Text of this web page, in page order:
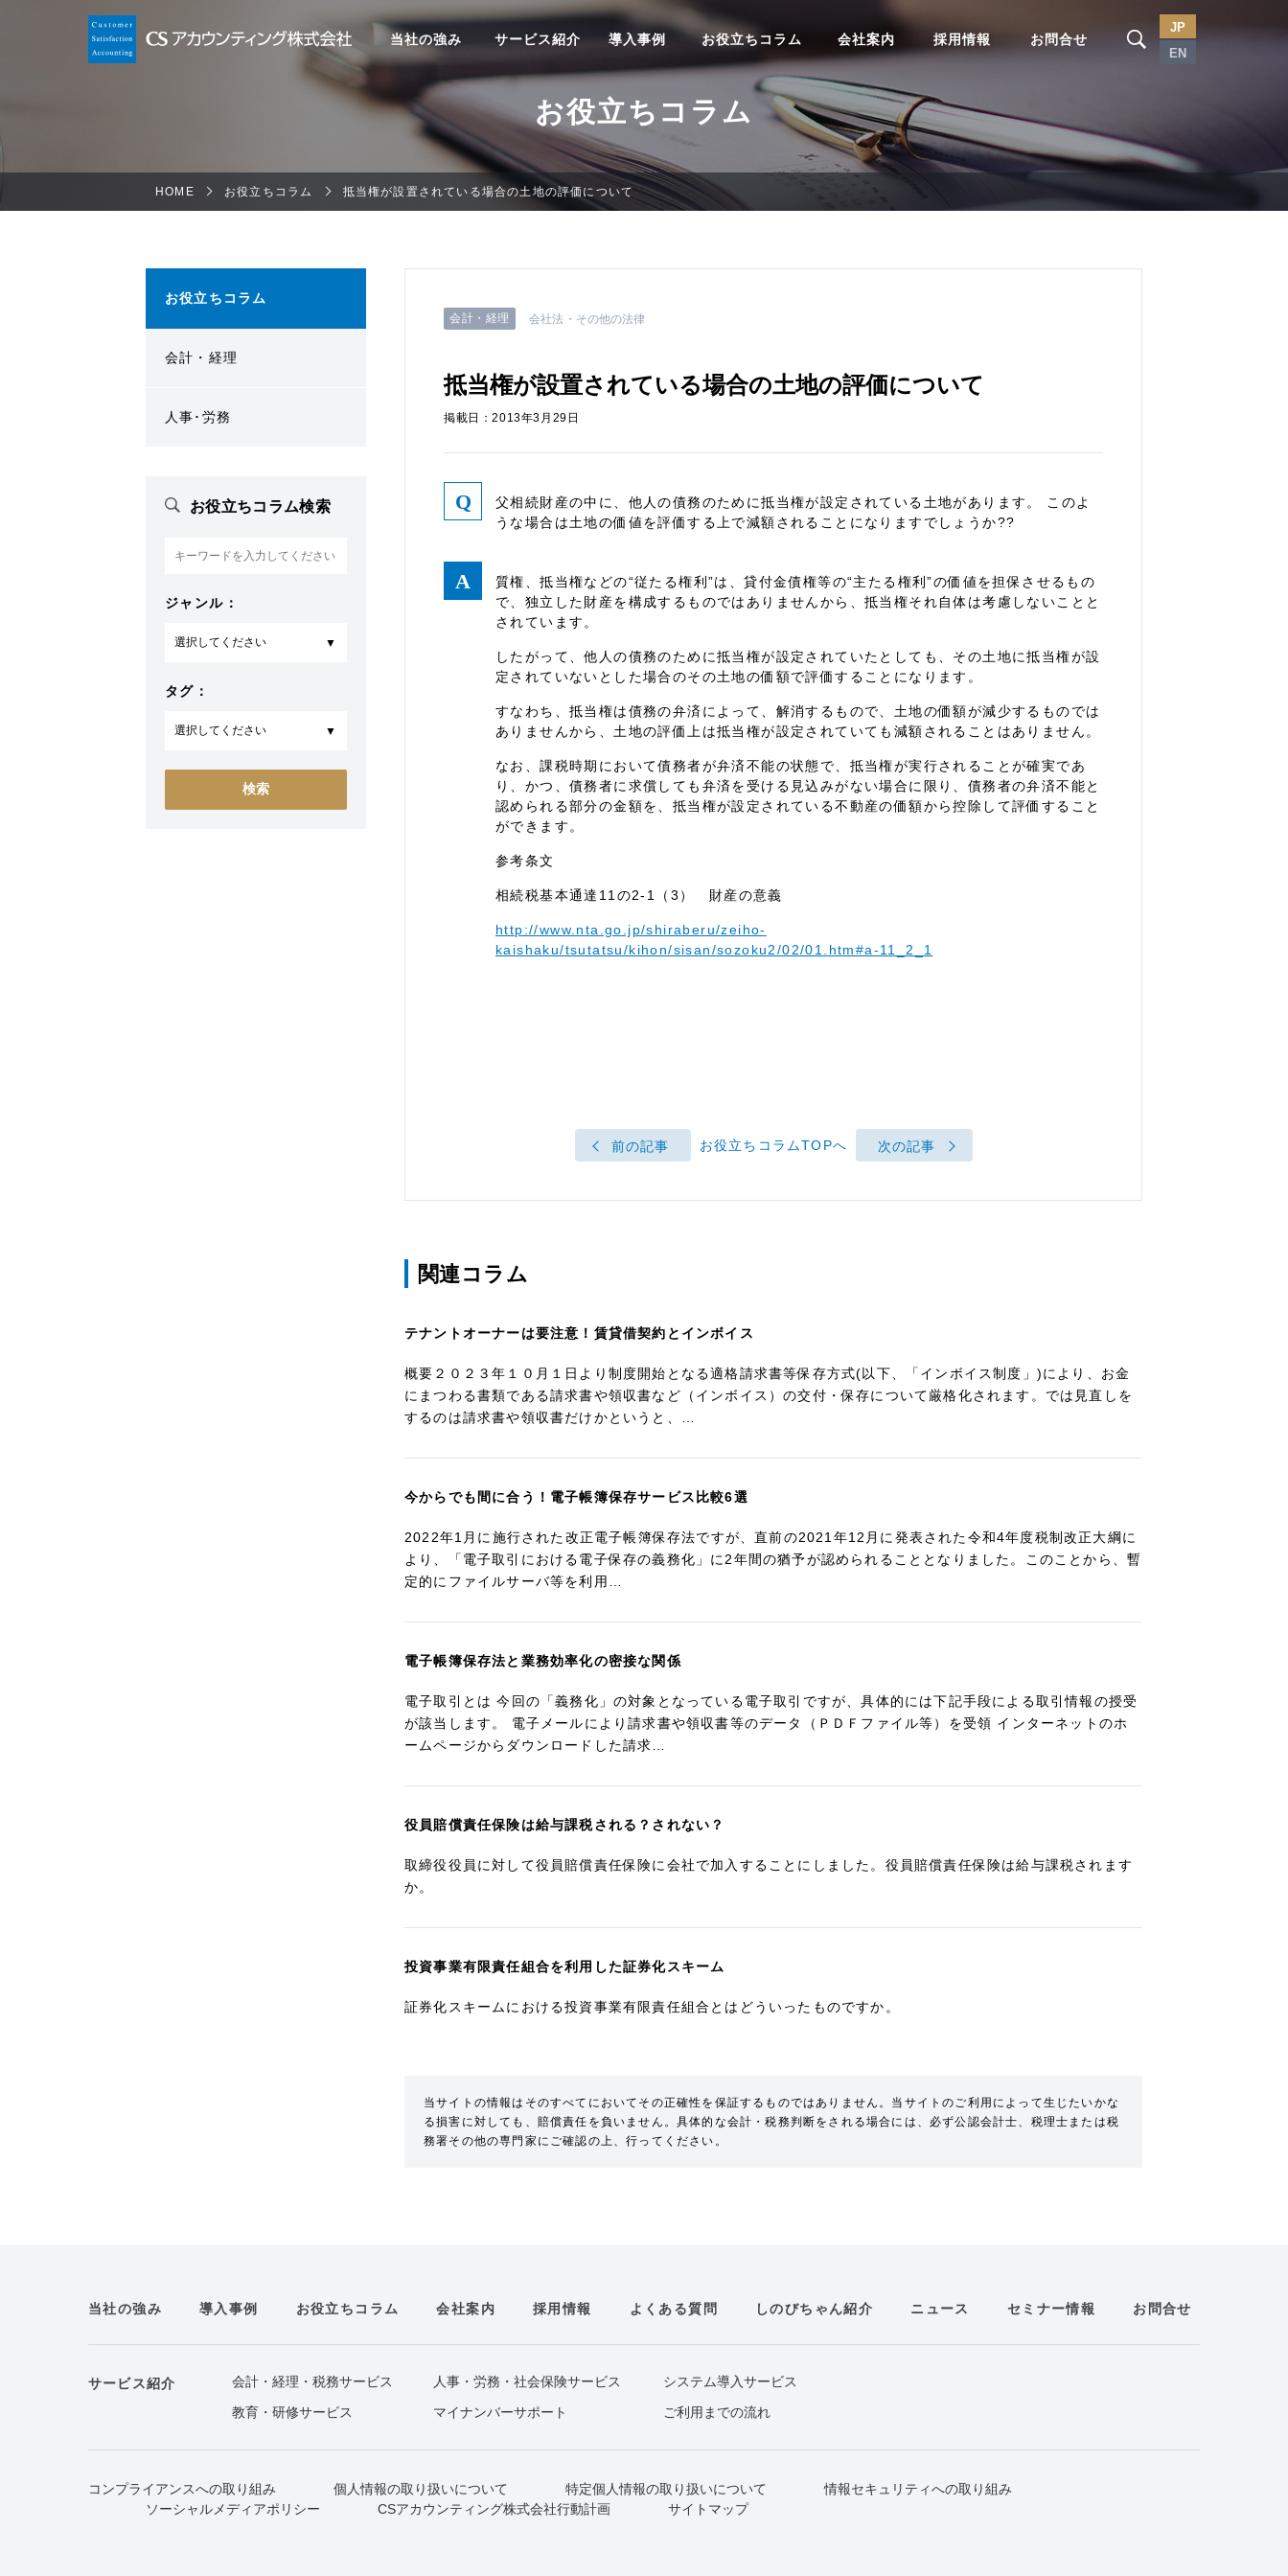
当社の強み サービス紹介 導入事例 お役立ちコラム 会社案内 採用情報 お問合せ
JP
EN
お役立ちコラム
HOME お役立ちコラム 抵当権が設置されている場合の土地の評価について
お役立ちコラム
会計・経理
人事･労務
お役立ちコラム検索
ジャンル：
タグ：
会計・経理 会社法・その他の法律
抵当権が設置されている場合の土地の評価について
掲載日：2013年3月29日
父相続財産の中に、他人の債務のために抵当権が設定されている土地があります。 このよ
うな場合は土地の価値を評価する上で減額されることになりますでしょうか??
質権、抵当権などの“従たる権利”は、貸付金債権等の“主たる権利”の価値を担保させるもの
で、独立した財産を構成するものではありませんから、抵当権それ自体は考慮しないことと
されています。
したがって、他人の債務のために抵当権が設定されていたとしても、その土地に抵当権が設
定されていないとした場合のその土地の価額で評価することになります。
すなわち、抵当権は債務の弁済によって、解消するもので、土地の価額が減少するものでは
ありませんから、土地の評価上は抵当権が設定されていても減額されることはありません。
なお、課税時期において債務者が弁済不能の状態で、抵当権が実行されることが確実であ
り、かつ、債務者に求償しても弁済を受ける見込みがない場合に限り、債務者の弁済不能と
認められる部分の金額を、抵当権が設定されている不動産の価額から控除して評価すること
ができます。
参考条文
相続税基本通達11の2-1（3） 財産の意義
http://www.nta.go.jp/shiraberu/zeiho-
kaishaku/tsutatsu/kihon/sisan/sozoku2/02/01.htm#a-11_2_1
前の記事 お役立ちコラムTOPへ 次の記事
関連コラム
テナントオーナーは要注意！賃貸借契約とインボイス
概要２０２３年１０月１日より制度開始となる適格請求書等保存方式(以下、「インボイス制度」)により、お金
にまつわる書類である請求書や領収書など（インボイス）の交付・保存について厳格化されます。では見直しを
するのは請求書や領収書だけかというと、…
今からでも間に合う！電子帳簿保存サービス比較6選
2022年1月に施行された改正電子帳簿保存法ですが、直前の2021年12月に発表された令和4年度税制改正大綱に
より、「電子取引における電子保存の義務化」に2年間の猶予が認められることとなりました。このことから、暫
定的にファイルサーバ等を利用…
電子帳簿保存法と業務効率化の密接な関係
電子取引とは 今回の「義務化」の対象となっている電子取引ですが、具体的には下記手段による取引情報の授受
が該当します。 電子メールにより請求書や領収書等のデータ（ＰＤＦファイル等）を受領 インターネットのホ
ームページからダウンロードした請求…
役員賠償責任保険は給与課税される？されない？
取締役役員に対して役員賠償責任保険に会社で加入することにしました。役員賠償責任保険は給与課税されます
か。
投資事業有限責任組合を利用した証券化スキーム
証券化スキームにおける投資事業有限責任組合とはどういったものですか。
当サイトの情報はそのすべてにおいてその正確性を保証するものではありません。当サイトのご利用によって生じたいかな
る損害に対しても、賠償責任を負いません。具体的な会計・税務判断をされる場合には、必ず公認会計士、税理士または税
務署その他の専門家にご確認の上、行ってください。
当社の強み 導入事例 お役立ちコラム 会社案内 採用情報 よくある質問 しのびちゃん紹介 ニュース セミナー情報 お問合せ
サービス紹介 会計・経理・税務サービス 人事・労務・社会保険サービス
システム導入サービス
教育・研修サービス
マイナンバーサポート ご利用までの流れ
コンプライアンスへの取り組み 個人情報の取り扱いについて 特定個人情報の取り扱いについて
情報セキュリティへの取り組み
ソーシャルメディアポリシー
CSアカウンティング株式会社行動計画 サイトマップ